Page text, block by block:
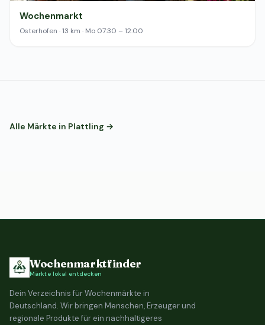
Wochenmarkt
Osterhofen · 13 km · Mo 07:30 – 12:00
Alle Märkte in Plattling →
Wochenmarktfinder
Märkte lokal entdecken
Dein Verzeichnis für Wochenmärkte in
Deutschland. Wir bringen Menschen, Erzeuger und
regionale Produkte für ein nachhaltigeres